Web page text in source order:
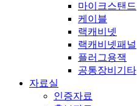
마이크스탠드
케이블
랙캐비넷
랙캐비넷패널
플러그용잭
공통장비기타
자료실
인증자료